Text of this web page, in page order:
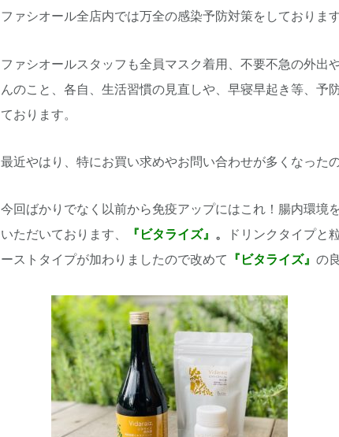
ファシオール全店内では万全の感染予防対策をしております
ファシオールスタッフも全員マスク着用、不要不急の外出
んのこと、各自、生活習慣の見直しや、早寝早起き等、予
ております。
最近やはり、特にお買い求めやお問い合わせが多くなった
今回ばかりでなく以前から免疫アップにはこれ！腸内環境
いただいております、
『ビタライズ』 。
ドリンクタイプと
ーストタイプが加わりましたので改めて
『ビタライズ』 の